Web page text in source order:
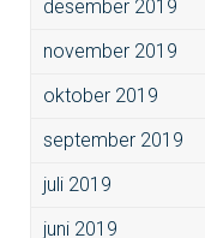
desember 2019
november 2019
oktober 2019
september 2019
juli 2019
juni 2019